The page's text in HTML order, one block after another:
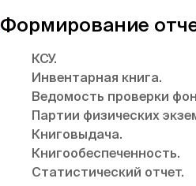
Формирование
КСУ.
Инвентарная книга.
Ведомость проверки
Партии физических
Книговыдача.
Книгообеспеченность.
Статистический отчет.